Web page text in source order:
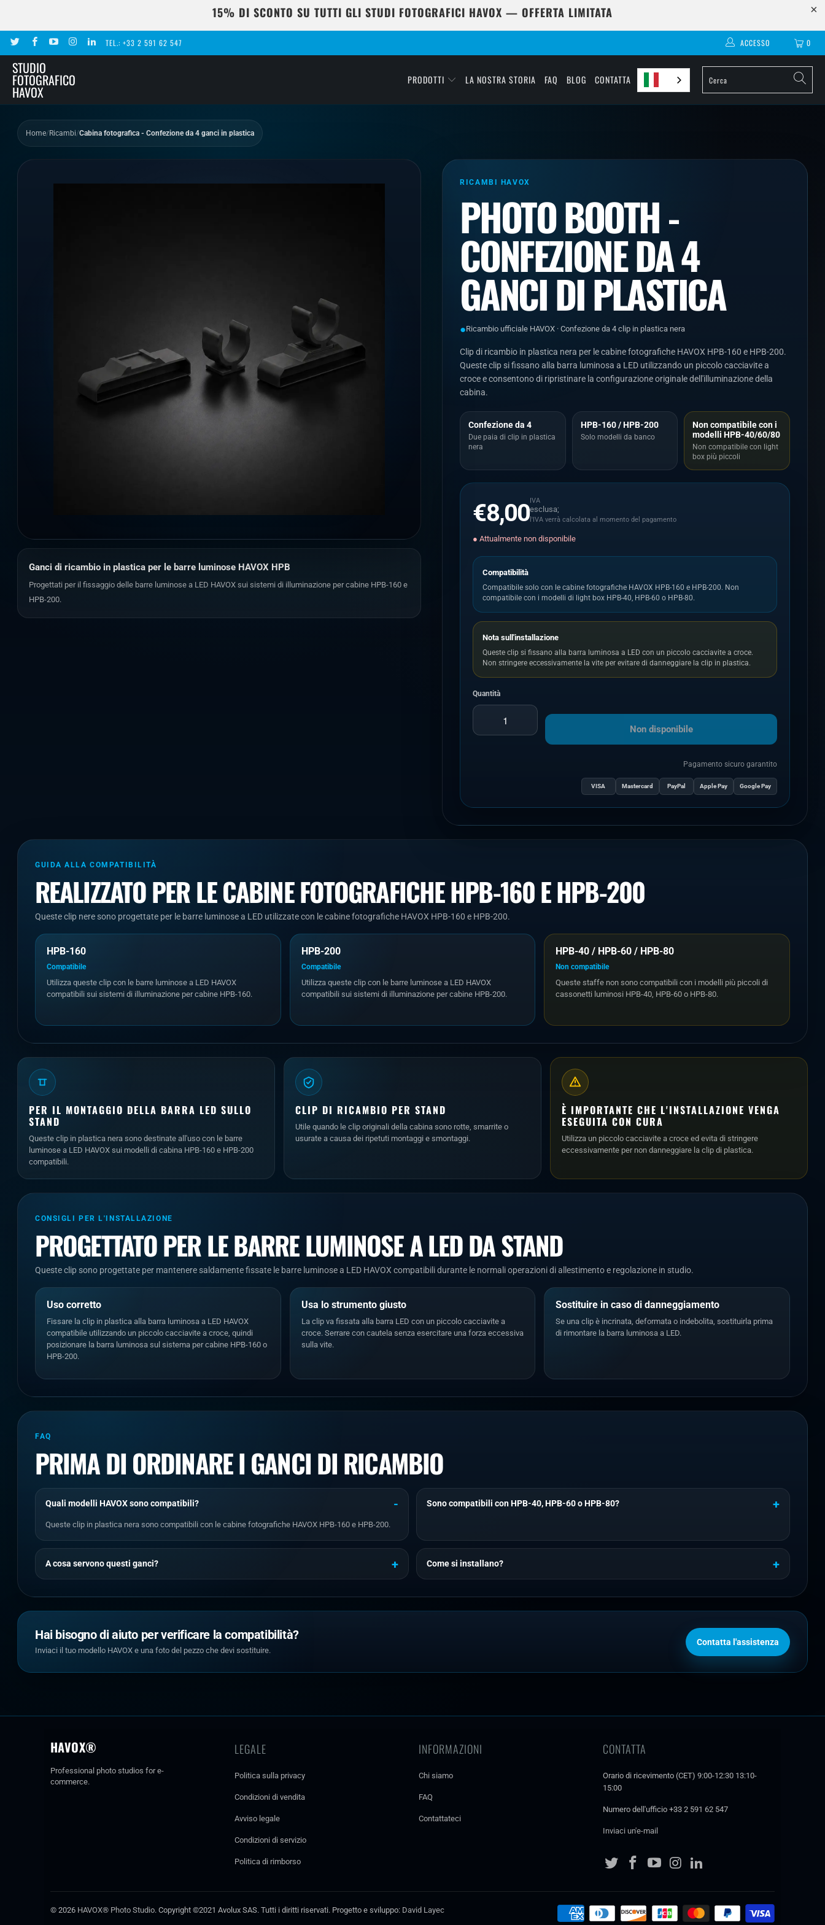
15% DI SCONTO SU TUTTI GLI STUDI FOTOGRAFICI HAVOX — OFFERTA LIMITATA
TEL.: +33 2 591 62 547 ACCESSO 0
STUDIO
FOTOGRAFICO
HAVOX
PRODOTTI LA NOSTRA STORIA FAQ BLOG CONTATTA
Home/Ricambi/Cabina fotografica - Confezione da 4 ganci in plastica
Ganci di ricambio in plastica per le barre luminose HAVOX HPB
Progettati per il fissaggio delle barre luminose a LED HAVOX sui sistemi di illuminazione per cabine HPB-160 e
HPB-200.
RICAMBI HAVOX
PHOTO BOOTH -
CONFEZIONE DA 4
GANCI DI PLASTICA
●Ricambio ufficiale HAVOX · Confezione da 4 clip in plastica nera
Clip di ricambio in plastica nera per le cabine fotografiche HAVOX HPB-160 e HPB-200.
Queste clip si fissano alla barra luminosa a LED utilizzando un piccolo cacciavite a
croce e consentono di ripristinare la configurazione originale dell'illuminazione della
cabina.
Confezione da 4
Due paia di clip in plastica
nera
HPB-160 / HPB-200
Solo modelli da banco
Non compatibile con i
modelli HPB-40/60/80
Non compatibile con light
box più piccoli
€8,00IVA
esclusa;
l'IVA verrà calcolata al momento del pagamento
● Attualmente non disponibile
Compatibilità
Compatibile solo con le cabine fotografiche HAVOX HPB-160 e HPB-200. Non
compatibile con i modelli di light box HPB-40, HPB-60 o HPB-80.
Nota sull'installazione
Queste clip si fissano alla barra luminosa a LED con un piccolo cacciavite a croce.
Non stringere eccessivamente la vite per evitare di danneggiare la clip in plastica.
Quantità
Non disponibile
Pagamento sicuro garantito
VISA Mastercard PayPal Apple Pay Google Pay
GUIDA ALLA COMPATIBILITÀ
REALIZZATO PER LE CABINE FOTOGRAFICHE HPB-160 E HPB-200
Queste clip nere sono progettate per le barre luminose a LED utilizzate con le cabine fotografiche HAVOX HPB-160 e HPB-200.
HPB-160
Compatibile
Utilizza queste clip con le barre luminose a LED HAVOX
compatibili sui sistemi di illuminazione per cabine HPB-160.
HPB-200
Compatibile
Utilizza queste clip con le barre luminose a LED HAVOX
compatibili sui sistemi di illuminazione per cabine HPB-200.
HPB-40 / HPB-60 / HPB-80
Non compatibile
Queste staffe non sono compatibili con i modelli più piccoli di
cassonetti luminosi HPB-40, HPB-60 o HPB-80.
PER IL MONTAGGIO DELLA BARRA LED SULLO
STAND
Queste clip in plastica nera sono destinate all'uso con le barre
luminose a LED HAVOX sui modelli di cabina HPB-160 e HPB-200
compatibili.
CLIP DI RICAMBIO PER STAND
Utile quando le clip originali della cabina sono rotte, smarrite o
usurate a causa dei ripetuti montaggi e smontaggi.
È IMPORTANTE CHE L'INSTALLAZIONE VENGA
ESEGUITA CON CURA
Utilizza un piccolo cacciavite a croce ed evita di stringere
eccessivamente per non danneggiare la clip di plastica.
CONSIGLI PER L'INSTALLAZIONE
PROGETTATO PER LE BARRE LUMINOSE A LED DA STAND
Queste clip sono progettate per mantenere saldamente fissate le barre luminose a LED HAVOX compatibili durante le normali operazioni di allestimento e regolazione in studio.
Uso corretto
Fissare la clip in plastica alla barra luminosa a LED HAVOX
compatibile utilizzando un piccolo cacciavite a croce, quindi
posizionare la barra luminosa sul sistema per cabine HPB-160 o
HPB-200.
Usa lo strumento giusto
La clip va fissata alla barra LED con un piccolo cacciavite a
croce. Serrare con cautela senza esercitare una forza eccessiva
sulla vite.
Sostituire in caso di danneggiamento
Se una clip è incrinata, deformata o indebolita, sostituirla prima
di rimontare la barra luminosa a LED.
FAQ
PRIMA DI ORDINARE I GANCI DI RICAMBIO
Quali modelli HAVOX sono compatibili?
Queste clip in plastica nera sono compatibili con le cabine fotografiche HAVOX HPB-160 e HPB-200.
Sono compatibili con HPB-40, HPB-60 o HPB-80?
A cosa servono questi ganci? Come si installano?
Hai bisogno di aiuto per verificare la compatibilità?
Inviaci il tuo modello HAVOX e una foto del pezzo che devi sostituire.
Contatta l'assistenza
HAVOX®
Professional photo studios for e-
commerce.
LEGALE
Politica sulla privacy
Condizioni di vendita
Avviso legale
Condizioni di servizio
Politica di rimborso
INFORMAZIONI
Chi siamo
FAQ
Contattateci
CONTATTA
Orario di ricevimento (CET) 9:00-12:30 13:10-
15:00
Numero dell'ufficio +33 2 591 62 547
Inviaci un'e-mail
© 2026 HAVOX® Photo Studio. Copyright ©2021 Avolux SAS. Tutti i diritti riservati. Progetto e sviluppo: David Layec